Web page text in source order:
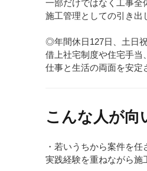
一部だけではなく工事
施工管理としての引き出
◎年間休日127日、土日
借上社宅制度や住宅手
仕事と生活の両面を安定
こんな人が向
・若いうちから案件を
実践経験を重ねながら施